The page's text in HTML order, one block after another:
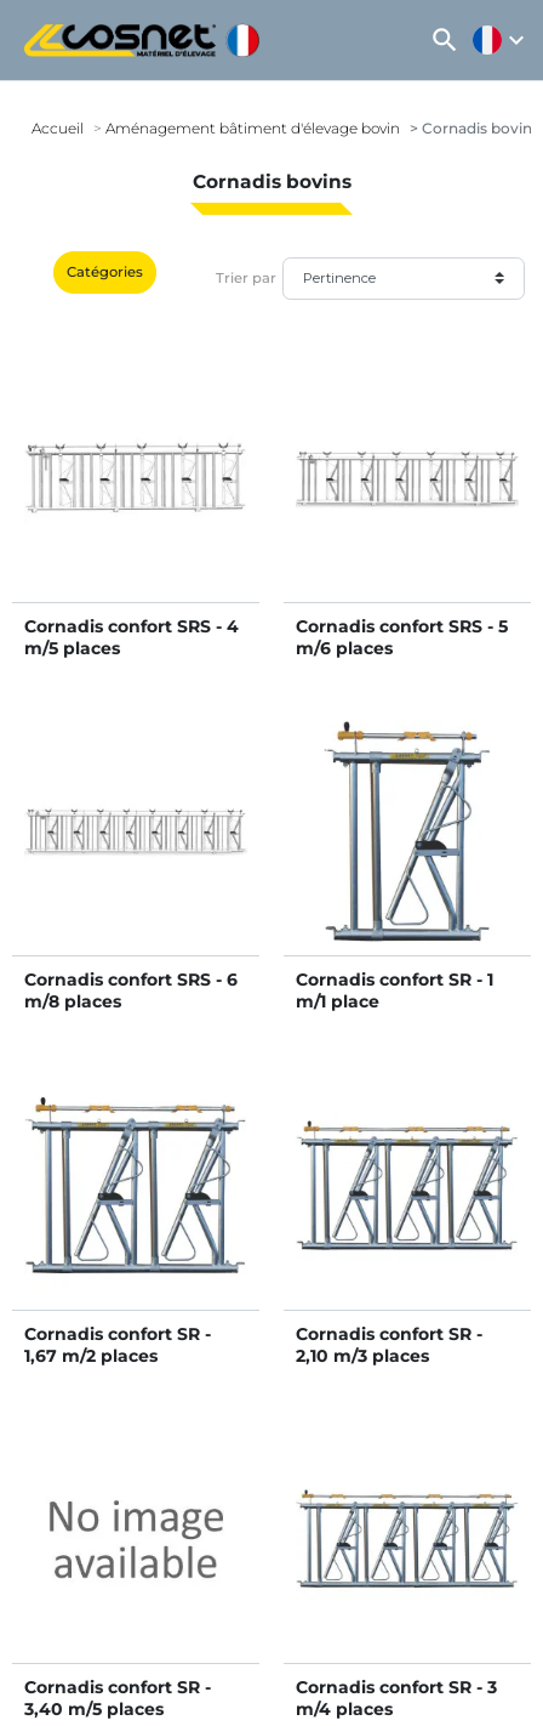
search expand_more
Accueil Aménagement bâtiment d'élevage bovin Cornadis bovins
Cornadis bovins
Catégories Trier par
Cornadis confort SRS - 4
m/5 places
Cornadis confort SRS - 5
m/6 places
Cornadis confort SRS - 6
m/8 places
Cornadis confort SR - 1
m/1 place
Cornadis confort SR -
1,67 m/2 places
Cornadis confort SR -
2,10 m/3 places
Cornadis confort SR -
3,40 m/5 places
Cornadis confort SR - 3
m/4 places